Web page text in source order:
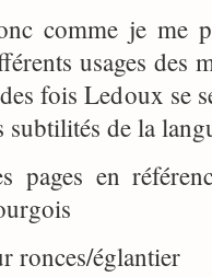
comme je me
usages des
fois Ledoux se
subtilités de la
pages en
ronces/églantier